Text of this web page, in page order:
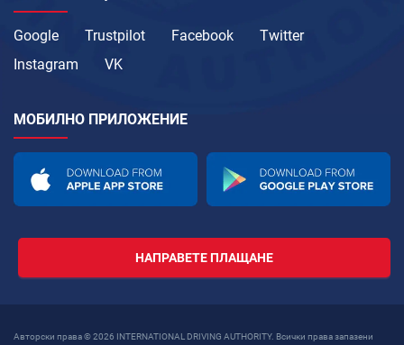
Google Trustpilot Facebook
Twitter
Instagram
VK
МОБИЛНО ПРИЛОЖЕНИЕ
НАПРАВЕТЕ ПЛАЩАНЕ
Авторски права © 2026 INTERNATIONAL DRIVING AUTHORITY. Всички права запазени